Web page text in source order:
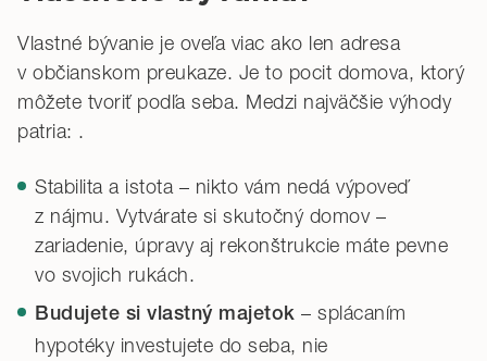
Vlastné bývanie je oveľa viac ako len adresa
v občianskom preukaze. Je to pocit domova, ktorý
môžete tvoriť podľa seba. Medzi najväčšie výhody
patria: .
Stabilita a istota – nikto vám nedá výpoveď
z nájmu. Vytvárate si skutočný domov –
zariadenie, úpravy aj rekonštrukcie máte pevne
vo svojich rukách.
Budujete si vlastný majetok – splácaním
hypotéky investujete do seba, nie